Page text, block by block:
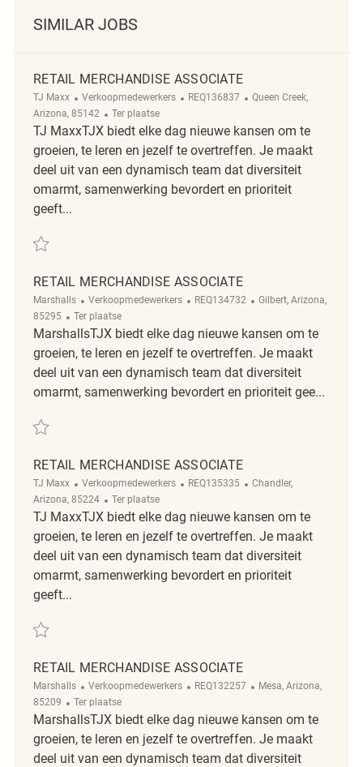
SIMILAR JOBS
RETAIL MERCHANDISE ASSOCIATE
TJ Maxx Categorie
Verkoopmedewerkers ReqId
REQ136837 Plaats
Queen Creek,
Arizona, 85142
Afgelegen
Ter plaatse
TJ MaxxTJX biedt elke dag nieuwe kansen om te
groeien, te leren en jezelf te overtreffen. Je maakt
deel uit van een dynamisch team dat diversiteit
omarmt, samenwerking bevordert en prioriteit
geeft...
Redden Retail Merchandise Associate REQ136837
RETAIL MERCHANDISE ASSOCIATE
Marshalls Categorie
Verkoopmedewerkers ReqId
REQ134732 Plaats
Gilbert, Arizona,
85295
Afgelegen
Ter plaatse
MarshallsTJX biedt elke dag nieuwe kansen om te
groeien, te leren en jezelf te overtreffen. Je maakt
deel uit van een dynamisch team dat diversiteit
omarmt, samenwerking bevordert en prioriteit gee...
Redden Retail Merchandise Associate REQ134732
RETAIL MERCHANDISE ASSOCIATE
TJ Maxx Categorie
Verkoopmedewerkers ReqId
REQ135335 Plaats
Chandler,
Arizona, 85224
Afgelegen
Ter plaatse
TJ MaxxTJX biedt elke dag nieuwe kansen om te
groeien, te leren en jezelf te overtreffen. Je maakt
deel uit van een dynamisch team dat diversiteit
omarmt, samenwerking bevordert en prioriteit
geeft...
Redden Retail Merchandise Associate REQ135335
RETAIL MERCHANDISE ASSOCIATE
Marshalls Categorie
Verkoopmedewerkers ReqId
REQ132257 Plaats
Mesa, Arizona,
85209
Afgelegen
Ter plaatse
MarshallsTJX biedt elke dag nieuwe kansen om te
groeien, te leren en jezelf te overtreffen. Je maakt
deel uit van een dynamisch team dat diversiteit